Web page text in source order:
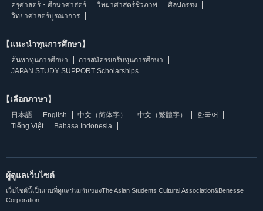
ครุศาสตร์・ศึกษาศาสตร์
วิทยาศาสตร์ชีวภาพ
ศิลปกรรม
วิทยาศาสตร์บูรณาการ
【แนะนำทุนการศึกษา】
ค้นหาทุนการศึกษา
การสมัครขอรับทุนการศึกษา
JAPAN STUDY SUPPORT Scholarships
【เลือกภาษา】
日本語 English 中文（简体字） 中文（繁體字）
한국어
Tiếng Việt
Bahasa Indonesia
ผู้ดูแลเว็บไซต์
เว็บไซต์นี้เป็นเวบที่ดูแลร่วมกันของThe Asian Students Cultural Association&Benesse
Corporation